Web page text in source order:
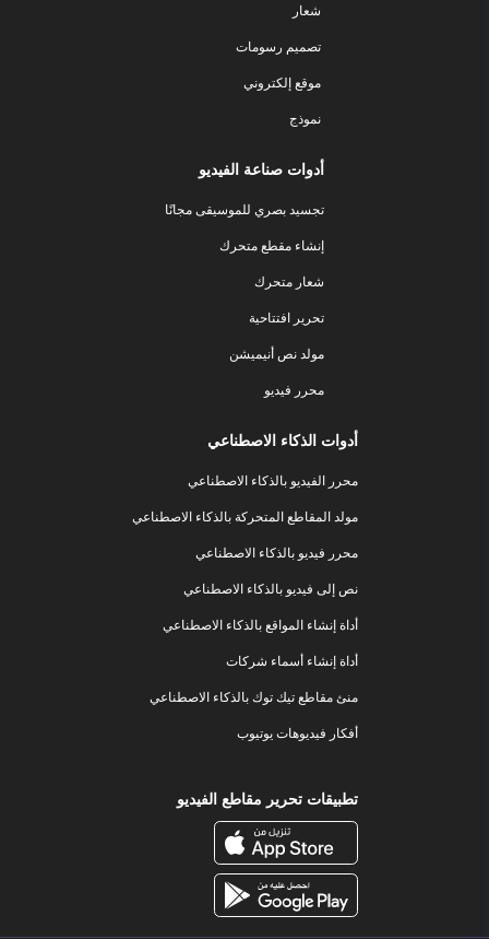
شعار
تصميم رسومات
موقع إلكتروني
نموذج
أدوات صناعة الفيديو
تجسيد بصري للموسيقى مجانًا
إنشاء مقطع متحرك
شعار متحرك
تحرير افتتاحية
مولد نص أنيميشن
محرر فيديو
أدوات الذكاء الاصطناعي
محرر الفيديو بالذكاء الاصطناعي
مولد المقاطع المتحركة بالذكاء الاصطناعي
محرر فيديو بالذكاء الاصطناعي
نص إلى فيديو بالذكاء الاصطناعي
أداة إنشاء المواقع بالذكاء الاصطناعي
أداة إنشاء أسماء شركات
منئ مقاطع تيك توك بالذكاء الاصطناعي
أفكار فيديوهات يوتيوب
تطبيقات تحرير مقاطع الفيديو